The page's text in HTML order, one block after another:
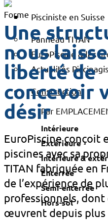
Pisciniste en Suisse
Panneau TITAN
EuroPiscine & les
Actualités
Construction
Par
Intérieure
Extérieure
Intérieure &
Enterrée
Semi-enterrée
Hors-sol
Une
nous
liberté de
concevoir
désir
EuroPiscine conçoit
piscines avec sa
TITAN fabriquée en
de l’expérience de
professionnels, dont
œuvrent depuis plus